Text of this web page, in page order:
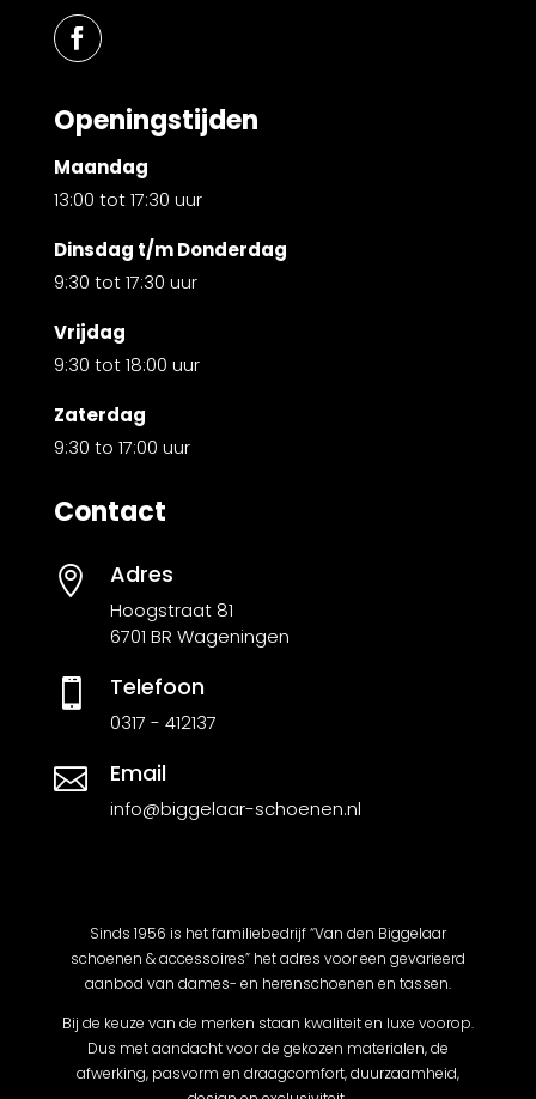
Openingstijden
Maandag
13:00 tot 17:30 uur
Dinsdag t/m Donderdag
9:30 tot 17:30 uur
Vrijdag
9:30 tot 18:00 uur
Zaterdag
9:30 to 17:00 uur
Contact
 Adres
Hoogstraat 81
6701 BR Wageningen
 Telefoon
0317 - 412137
 Email
info@biggelaar-schoenen.nl
Sinds 1956 is het familiebedrijf “Van den Biggelaar
schoenen & accessoires” het adres voor een gevarieerd
aanbod van dames- en herenschoenen en tassen.
Bij de keuze van de merken staan kwaliteit en luxe voorop.
Dus met aandacht voor de gekozen materialen, de
afwerking, pasvorm en draagcomfort, duurzaamheid,